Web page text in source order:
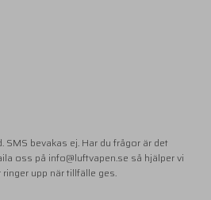
SMS bevakas ej. Har du frågor är det
oss på info@luftvapen.se så hjälper vi
upp när tillfälle ges.